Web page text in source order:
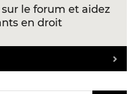
le forum et aidez
en droit